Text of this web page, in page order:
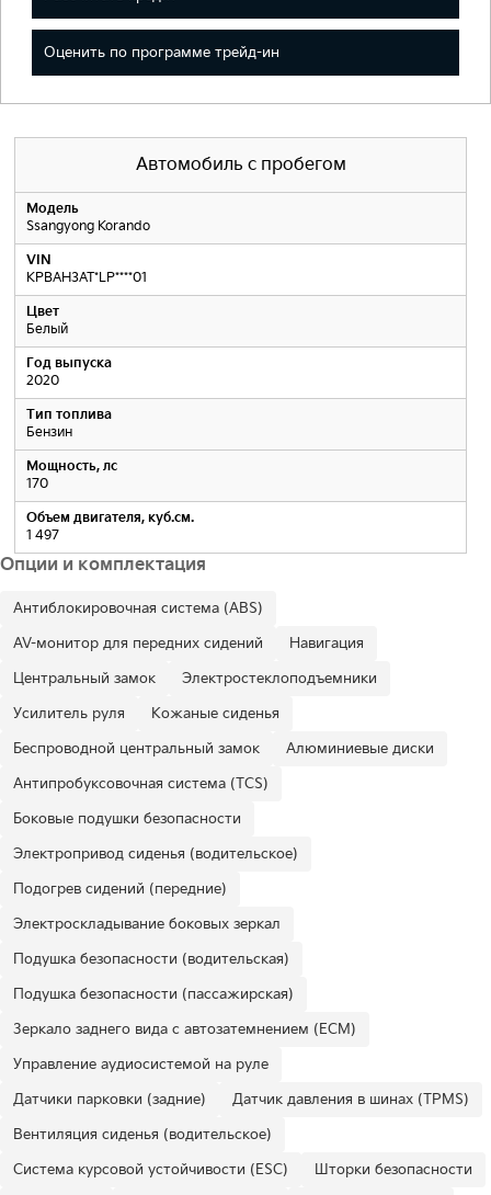
Оценить по программе трейд-ин
Автомобиль с пробегом
Модель
Ssangyong Korando
VIN
KPBAH3AT*LP****01
Цвет
Белый
Год выпуска
2020
Тип топлива
Бензин
Мощность, лс
170
Объем двигателя, куб.см.
1 497
Опции и комплектация
Антиблокировочная система (ABS)
AV-монитор для передних сидений
Навигация
Центральный замок
Электростеклоподъемники
Усилитель руля
Кожаные сиденья
Беспроводной центральный замок
Алюминиевые диски
Антипробуксовочная система (TCS)
Боковые подушки безопасности
Электропривод сиденья (водительское)
Подогрев сидений (передние)
Электроскладывание боковых зеркал
Подушка безопасности (водительская)
Подушка безопасности (пассажирская)
Зеркало заднего вида с автозатемнением (ECM)
Управление аудиосистемой на руле
Датчики парковки (задние)
Датчик давления в шинах (TPMS)
Вентиляция сиденья (водительское)
Система курсовой устойчивости (ESC)
Шторки безопасности